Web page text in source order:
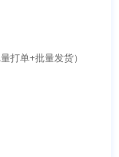
户端多聊）
打单+批量发货）